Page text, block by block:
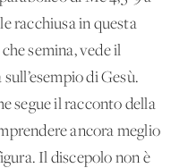
racchiusa in questa
semina, vede il
di Gesù.
segue il racconto della
ancora meglio
Il discepolo non è